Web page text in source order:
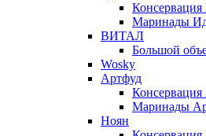
Маринады
ВИТАЛ
Большой
Wosky
Артфуд
Маринады
Ноян